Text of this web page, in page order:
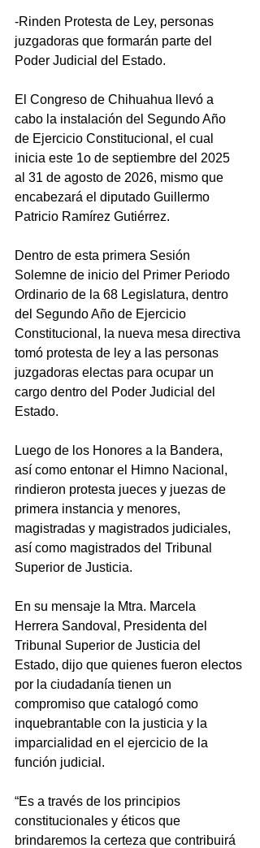
-Rinden Protesta de Ley, personas
juzgadoras que formarán parte del
Poder Judicial del Estado.
El Congreso de Chihuahua llevó a
cabo la instalación del Segundo Año
de Ejercicio Constitucional, el cual
inicia este 1o de septiembre del 2025
al 31 de agosto de 2026, mismo que
encabezará el diputado Guillermo
Patricio Ramírez Gutiérrez.
Dentro de esta primera Sesión
Solemne de inicio del Primer Periodo
Ordinario de la 68 Legislatura, dentro
del Segundo Año de Ejercicio
Constitucional, la nueva mesa directiva
tomó protesta de ley a las personas
juzgadoras electas para ocupar un
cargo dentro del Poder Judicial del
Estado.
Luego de los Honores a la Bandera,
así como entonar el Himno Nacional,
rindieron protesta jueces y juezas de
primera instancia y menores,
magistradas y magistrados judiciales,
así como magistrados del Tribunal
Superior de Justicia.
En su mensaje la Mtra. Marcela
Herrera Sandoval, Presidenta del
Tribunal Superior de Justicia del
Estado, dijo que quienes fueron electos
por la ciudadanía tienen un
compromiso que catalogó como
inquebrantable con la justicia y la
imparcialidad en el ejercicio de la
función judicial.
“Es a través de los principios
constitucionales y éticos que
brindaremos la certeza que contribuirá